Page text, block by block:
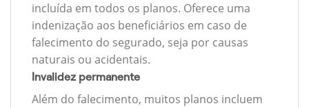
incluída em todos os planos. Oferece uma
indenização aos beneficiários em caso de
falecimento do segurado, seja por causas
naturais ou acidentais.
Invalidez permanente
Além do falecimento, muitos planos incluem